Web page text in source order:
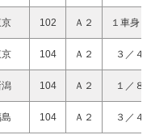
京 102 Ａ２ １車身
京 104 Ａ２ ３／４
潟 104 Ａ２ １／８
島 104 Ａ２ ３／４